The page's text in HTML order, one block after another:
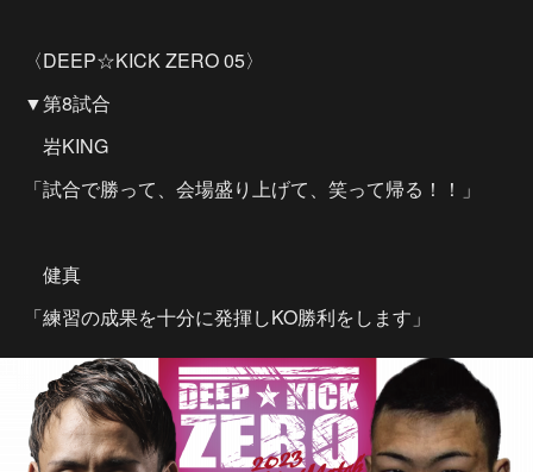
〈DEEP☆KICK ZERO 05〉
▼第8試合
岩KING
「試合で勝って、会場盛り上げて、笑って帰る！！」
健真
「練習の成果を十分に発揮しKO勝利をします」